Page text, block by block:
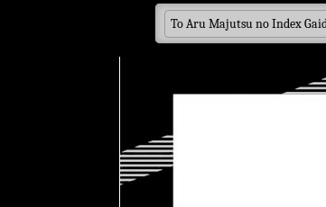
To Aru Majutsu no Index